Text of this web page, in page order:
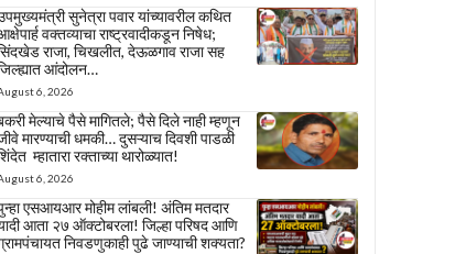
सुनेत्रा पवार यांच्यावरील कथित
वक्तव्याचा राष्ट्रवादीकडून निषेध;
राजा, चिखलीत, देऊळगाव राजा सह
आंदोलन…
6, 2026
मेल्याचे पैसे मागितले; पैसे दिले नाही म्हणून
मारण्याची धमकी… दुसऱ्याच दिवशी पाडळी
म्हातारा रक्ताच्या थारोळ्यात!
6, 2026
एसआयआर मोहीम लांबली! अंतिम मतदार
आता २७ ऑक्टोबरला! जिल्हा परिषद आणि
निवडणुकाही पुढे जाण्याची शक्यता?